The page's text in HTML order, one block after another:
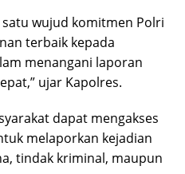
wujud komitmen Polri
terbaik kepada
menangani laporan
ujar Kapolres.
dapat mengakses
melaporkan kejadian
tindak kriminal, maupun